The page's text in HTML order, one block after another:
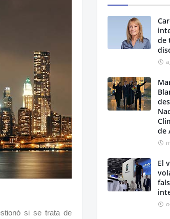
si se trata de
de
de
El